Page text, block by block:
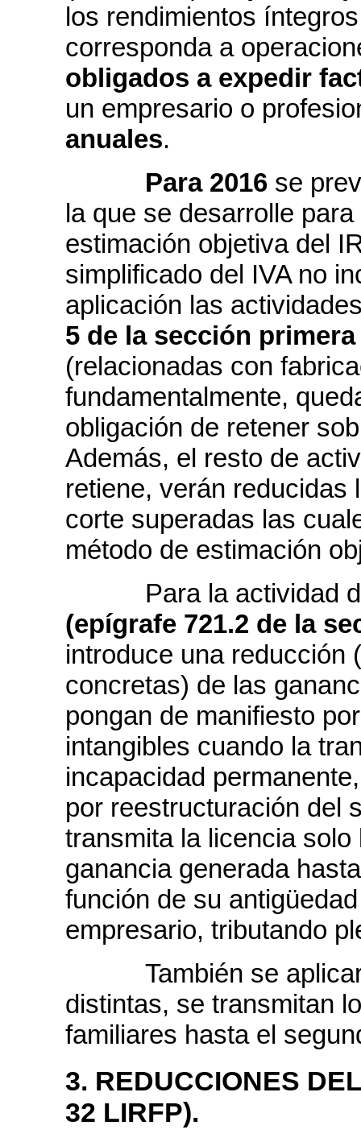
los rendimientos
corresponda a
obligados a expedir
un empresario o
anuales.
Para 2016se
la que se desarrolle
estimación objetiva del
simplificado del IVA no
aplicación las
5 de la sección
(relacionadas con
fundamentalmente,
obligación de retener
Además, el resto de
retiene, verán
corte superadas las
método de estimación
Para la actividad
(epígrafe 721.2 de la
introduce una reducción
concretas) de las
pongan de manifiesto
intangibles cuando la
incapacidad
por reestructuración del
transmita la licencia
ganancia generada
función de su
empresario, tributando
También se aplicará
distintas, se transmitan
familiares hasta el
3. REDUCCIONES
32 LIRFP).